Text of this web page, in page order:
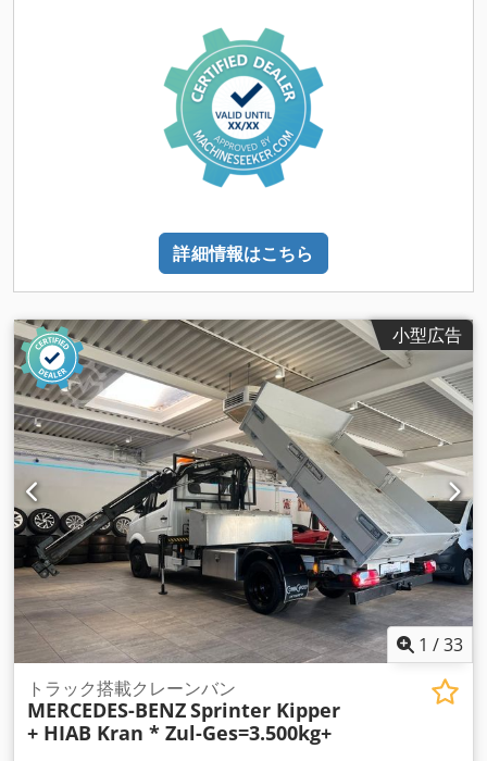
詳細情報はこちら
小型広告
1 /33
トラック搭載クレーンバン
MERCEDES-BENZSprinter Kipper
+ HIAB Kran * Zul-Ges=3.500kg+